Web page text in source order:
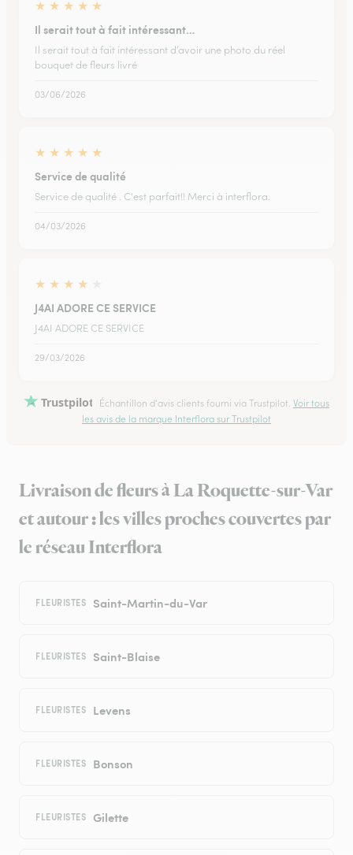
★ ★ ★ ★ ★
Il serait tout à fait intéressant…
Il serait tout à fait intéressant d’avoir une photo du réel
bouquet de fleurs livré
03/06/2026
★ ★ ★ ★ ★
Service de qualité
Service de qualité . C'est parfait!! Merci à interflora.
04/03/2026
★ ★ ★ ★
J4AI ADORE CE SERVICE
J4AI ADORE CE SERVICE
29/03/2026
Trustpilot Échantillon d'avis clients fourni via Trustpilot. Voir tous
les avis de la marque Interflora sur Trustpilot
Livraison de fleurs à La Roquette-sur-Var
et autour : les villes proches couvertes par
le réseau Interflora
FLEURISTES Saint-Martin-du-Var
FLEURISTES Saint-Blaise
FLEURISTES Levens
FLEURISTES Bonson
FLEURISTES Gilette